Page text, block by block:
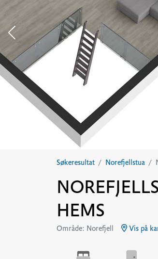
Søkeresultat Norefjellstua
HEMS
Område: Norefjell Vis på